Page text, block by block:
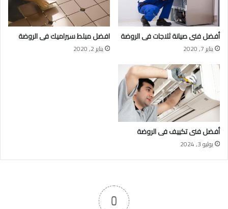
أفضل فنى صيانة ثلاجات فى الروضة
يناير 7, 2020
افضل مبلط سيراميك فى الروضة
يناير 2, 2020
أفضل فنى تكييف فى الروضة
يوليو 3, 2024
0